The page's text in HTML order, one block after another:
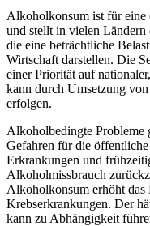
Alkoholkonsum ist für eine
und stellt in vielen Ländern
die eine beträchtliche
Wirtschaft darstellen. Die
einer Priorität auf
kann durch Umsetzung
erfolgen.
Alkoholbedingte Probleme
Gefahren für die
Erkrankungen und
Alkoholmissbrauch
Alkoholkonsum erhöht
Krebserkrankungen. Der
kann zu Abhängigkeit